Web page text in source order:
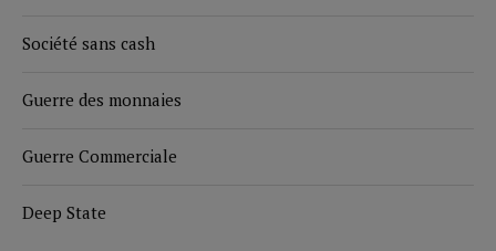
Société sans cash
Guerre des monnaies
Guerre Commerciale
Deep State